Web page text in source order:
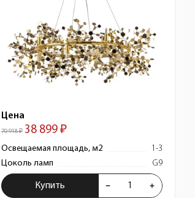
Цена
70 918 ₽ 38 899 ₽
Освещаемая площадь, м2
1-3
Цоколь ламп
G9
Купить